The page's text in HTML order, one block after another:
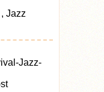
, Jazz
Jazz-